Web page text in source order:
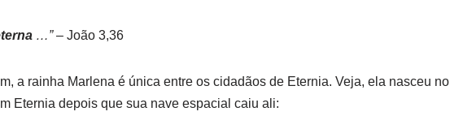
…”– João 3,36
a rainha Marlena é única entre os cidadãos de Eternia. Veja, ela nasceu no
Eternia depois que sua nave espacial caiu ali: